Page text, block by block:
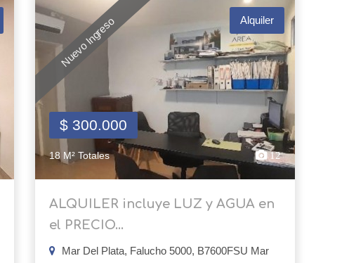
Nuevo Ingreso Alquiler
$ 300.000
18 M² Totales 12
ALQUILER incluye LUZ y AGUA en
el PRECIO...
Mar Del Plata, Falucho 5000, B7600FSU Mar